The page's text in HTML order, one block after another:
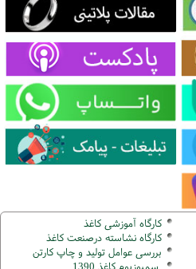
کارگاه آموزشی کاغذ
کارگاه نشاسته درصنعت کاغذ
بررسی عوامل تولید و چاپ کارتن